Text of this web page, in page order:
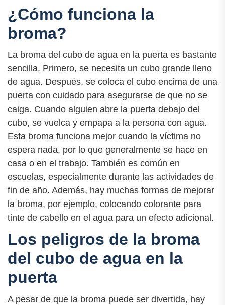
¿Cómo funciona la
broma?
La broma del cubo de agua en la puerta es bastante
sencilla. Primero, se necesita un cubo grande lleno
de agua. Después, se coloca el cubo encima de una
puerta con cuidado para asegurarse de que no se
caiga. Cuando alguien abre la puerta debajo del
cubo, se vuelca y empapa a la persona con agua.
Esta broma funciona mejor cuando la víctima no
espera nada, por lo que generalmente se hace en
casa o en el trabajo. También es común en
escuelas, especialmente durante las actividades de
fin de año. Además, hay muchas formas de mejorar
la broma, por ejemplo, colocando colorante para
tinte de cabello en el agua para un efecto adicional.
Los peligros de la broma
del cubo de agua en la
puerta
A pesar de que la broma puede ser divertida, hay